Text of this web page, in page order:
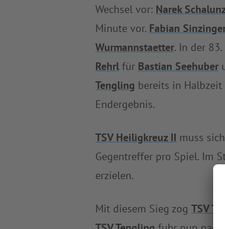
Wechsel vor: Narek
Minute vor. Fabian
Wurmannstaetter. In der
Rehrl für Bastian Seehuber
Tengling bereits in Halbzeit
Endergebnis.
TSV Heiligkreuz II muss
Gegentreffer pro Spiel. Im
erzielen.
Mit diesem Sieg zogTSV